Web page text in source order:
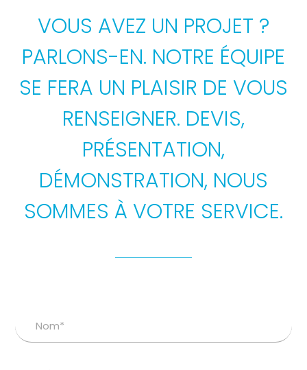
VOUS AVEZ UN PROJET ?
PARLONS-EN. NOTRE ÉQUIPE
SE FERA UN PLAISIR DE VOUS
RENSEIGNER. DEVIS,
PRÉSENTATION,
DÉMONSTRATION, NOUS
SOMMES À VOTRE SERVICE.